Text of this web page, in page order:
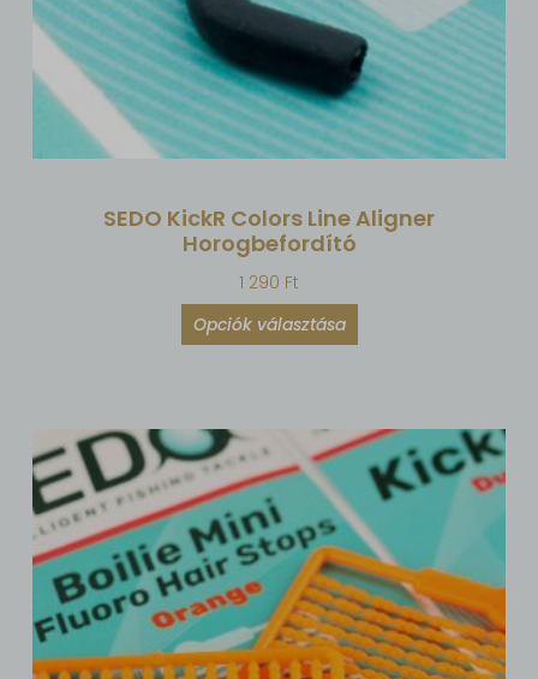
SEDO KickR Colors Line Aligner
Horogbefordító
1 290 Ft
Opciók választása